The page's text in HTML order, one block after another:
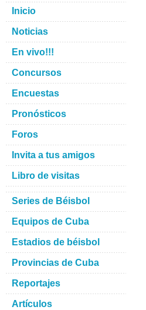
Inicio
Noticias
En vivo!!!
Concursos
Encuestas
Pronósticos
Foros
Invita a tus amigos
Libro de visitas
Series de Béisbol
Equipos de Cuba
Estadios de béisbol
Provincias de Cuba
Reportajes
Artículos